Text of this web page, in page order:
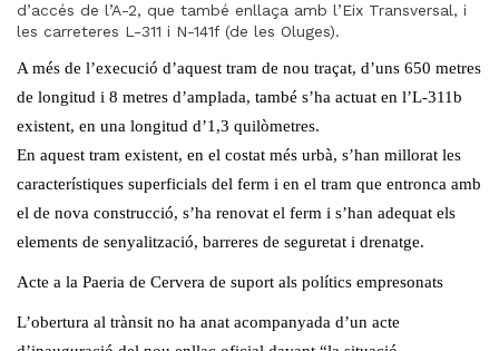
d’accés de l’A-2, que també enllaça amb l’Eix Transversal, i
les carreteres L-311 i N-141f (de les Oluges).
A més de l’execució d’aquest tram de nou traçat, d’uns 650 metres
de longitud i 8 metres d’amplada, també s’ha actuat en l’L-311b
existent, en una longitud d’1,3 quilòmetres.
En aquest tram existent, en el costat més urbà, s’han millorat les
característiques superficials del ferm i en el tram que entronca amb
el de nova construcció, s’ha renovat el ferm i s’han adequat els
elements de senyalització, barreres de seguretat i drenatge.
Acte a la Paeria de Cervera de suport als polítics empresonats
L’obertura al trànsit no ha anat acompanyada d’un acte